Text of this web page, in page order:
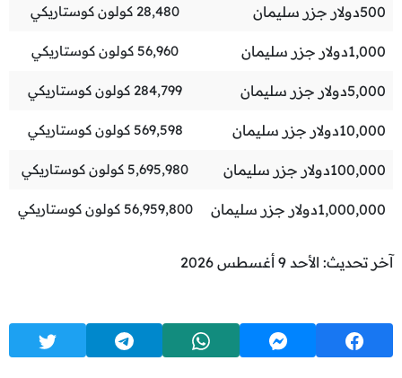
500دولار جزر سليمان 28,480 كولون كوستاريكي
1,000دولار جزر سليمان 56,960 كولون كوستاريكي
5,000دولار جزر سليمان 284,799 كولون كوستاريكي
10,000دولار جزر سليمان 569,598 كولون كوستاريكي
100,000دولار جزر سليمان 5,695,980 كولون كوستاريكي
1,000,000دولار جزر سليمان 56,959,800 كولون كوستاريكي
آخر تحديث: الأحد 9 أغسطس 2026